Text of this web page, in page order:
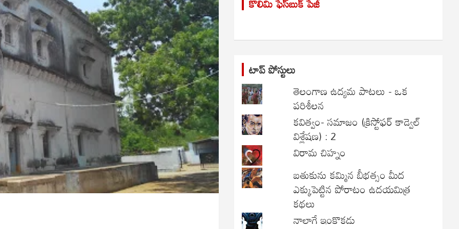
c
టాప్ పోస్టులు
తెలంగాణ ఉద్యమ పాటలు - ఒక
పరిశీలన
కవిత్వం- సమాజం (క్రిస్టోఫర్ కాడ్వెల్
విశ్లేషణ) : 2
విరామ చిహ్నం
బతుకును కమ్మిన బీభత్సం మీద
ఎక్కుపెట్టిన పోరాటం ఉదయమిత్ర
కథలు
నాలాగే ఇంకొకడు